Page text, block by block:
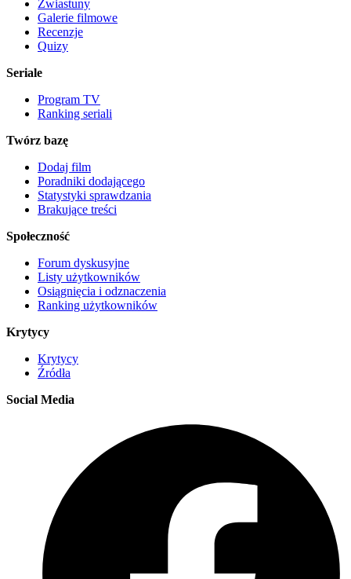
Zwiastuny
Galerie filmowe
Recenzje
Quizy
Seriale
Program TV
Ranking seriali
Twórz bazę
Dodaj film
Poradniki dodającego
Statystyki sprawdzania
Brakujące treści
Społeczność
Forum dyskusyjne
Listy użytkowników
Osiągnięcia i odznaczenia
Ranking użytkowników
Krytycy
Krytycy
Źródła
Social Media